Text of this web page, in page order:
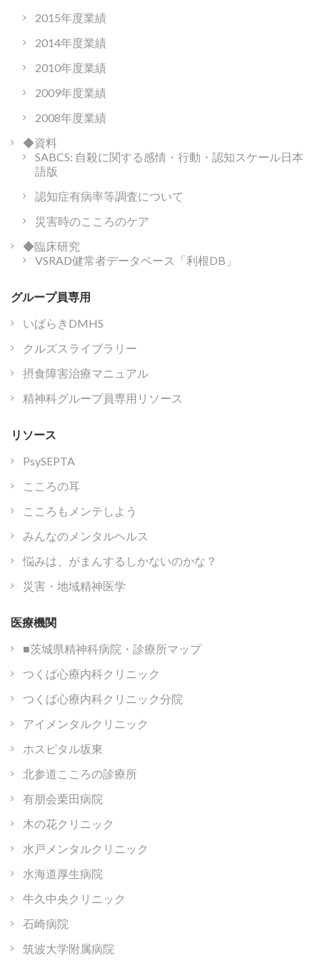
2015年度業績
2014年度業績
2010年度業績
2009年度業績
2008年度業績
◆資料
SABCS: 自殺に関する感情・行動・認知スケール日本
語版
認知症有病率等調査について
災害時のこころのケア
◆臨床研究
VSRAD健常者データベース「利根DB」
グループ員専用
いばらきDMHS
クルズスライブラリー
摂食障害治療マニュアル
精神科グループ員専用リソース
リソース
PsySEPTA
こころの耳
こころもメンテしよう
みんなのメンタルヘルス
悩みは、がまんするしかないのかな？
災害・地域精神医学
医療機関
■茨城県精神科病院・診療所マップ
つくば心療内科クリニック
つくば心療内科クリニック分院
アイメンタルクリニック
ホスピタル坂東
北参道こころの診療所
有朋会栗田病院
木の花クリニック
水戸メンタルクリニック
水海道厚生病院
牛久中央クリニック
石崎病院
筑波大学附属病院